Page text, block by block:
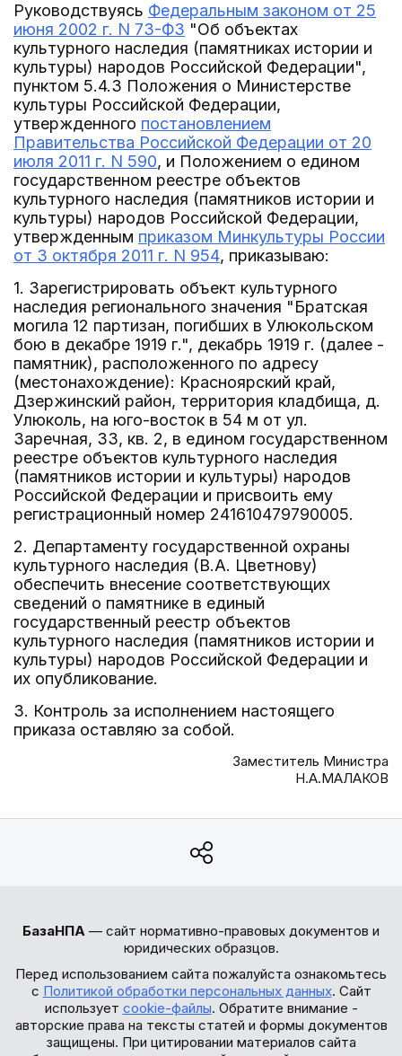
Руководствуясь Федеральным законом от 25
июня 2002 г. N 73-ФЗ "Об объектах
культурного наследия (памятниках истории и
культуры) народов Российской Федерации",
пунктом 5.4.3 Положения о Министерстве
культуры Российской Федерации,
утвержденного постановлением
Правительства Российской Федерации от 20
июля 2011 г. N 590, и Положением о едином
государственном реестре объектов
культурного наследия (памятников истории и
культуры) народов Российской Федерации,
утвержденным приказом Минкультуры России
от 3 октября 2011 г. N 954, приказываю:
1. Зарегистрировать объект культурного
наследия регионального значения "Братская
могила 12 партизан, погибших в Улюкольском
бою в декабре 1919 г.", декабрь 1919 г. (далее -
памятник), расположенного по адресу
(местонахождение): Красноярский край,
Дзержинский район, территория кладбища, д.
Улюколь, на юго-восток в 54 м от ул.
Заречная, 33, кв. 2, в едином государственном
реестре объектов культурного наследия
(памятников истории и культуры) народов
Российской Федерации и присвоить ему
регистрационный номер 241610479790005.
2. Департаменту государственной охраны
культурного наследия (В.А. Цветнову)
обеспечить внесение соответствующих
сведений о памятнике в единый
государственный реестр объектов
культурного наследия (памятников истории и
культуры) народов Российской Федерации и
их опубликование.
3. Контроль за исполнением настоящего
приказа оставляю за собой.
Заместитель Министра
Н.А.МАЛАКОВ
БазаНПА — сайт нормативно-правовых документов и
юридических образцов.
Перед использованием сайта пожалуйста ознакомьтесь
с Политикой обработки персональных данных. Сайт
использует cookie-файлы. Обратите внимание -
авторские права на тексты статей и формы документов
защищены. При цитировании материалов сайта